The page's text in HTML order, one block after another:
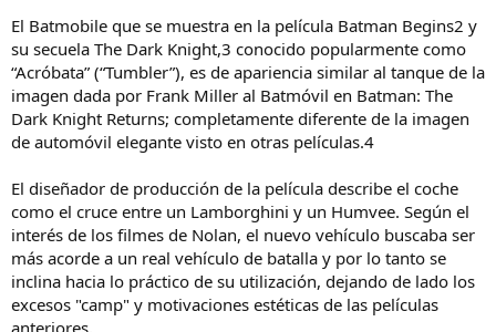
El Batmobile que se muestra en la película Batman Begins2 y
su secuela The Dark Knight,3 conocido popularmente como
“Acróbata” (“Tumbler”), es de apariencia similar al tanque de la
imagen dada por Frank Miller al Batmóvil en Batman: The
Dark Knight Returns; completamente diferente de la imagen
de automóvil elegante visto en otras películas.4
El diseñador de producción de la película describe el coche
como el cruce entre un Lamborghini y un Humvee. Según el
interés de los filmes de Nolan, el nuevo vehículo buscaba ser
más acorde a un real vehículo de batalla y por lo tanto se
inclina hacia lo práctico de su utilización, dejando de lado los
excesos "camp" y motivaciones estéticas de las películas